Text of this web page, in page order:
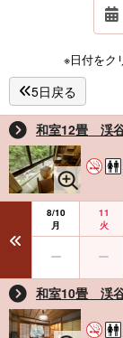
※日付をク
5日戻る
和室12畳 渓
8/10
月
11
火
和室10畳 渓